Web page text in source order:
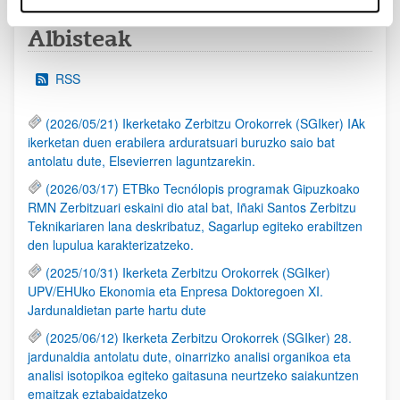
Albisteak
RSS
(2026/05/21) Ikerketako Zerbitzu Orokorrek (SGIker) IAk
ikerketan duen erabilera arduratsuari buruzko saio bat
antolatu dute, Elsevierren laguntzarekin.
(2026/03/17) ETBko Tecnólopis programak Gipuzkoako
RMN Zerbitzuari eskaini dio atal bat, Iñaki Santos Zerbitzu
Teknikariaren lana deskribatuz, Sagarlup egiteko erabiltzen
den lupulua karakterizatzeko.
(2025/10/31) Ikerketa Zerbitzu Orokorrek (SGIker)
UPV/EHUko Ekonomia eta Enpresa Doktoregoen XI.
Jardunaldietan parte hartu dute
(2025/06/12) Ikerketa Zerbitzu Orokorrek (SGIker) 28.
jardunaldia antolatu dute, oinarrizko analisi organikoa eta
analisi isotopikoa egiteko gaitasuna neurtzeko saiakuntzen
emaitzak eztabaidatzeko